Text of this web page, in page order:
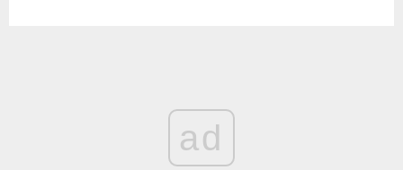
ad